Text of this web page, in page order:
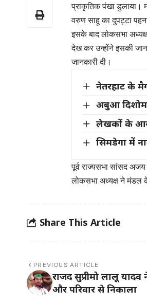
प्राकृतिक पंखा डुलाया।
वरुण साहू का दुपट्टा
इसके बाद लोकसभा
देख कर उन्होंने इसकी
जानकारी दी।
नेतरहाट के
अबुआ दिशोम
लेखकों के
सिमडेगा में
पूर्व राज्यसभा सांसद
लोकसभा अध्यक्ष ने मंडल
Share This Article
PREVIOUS ARTICLE
राजद सुप्रीमो लालू यादव
और परिवार से निकाला